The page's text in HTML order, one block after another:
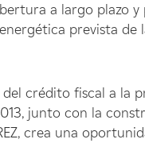
a largo plazo
prevista de
del crédito fiscal a la
junto con la
crea una